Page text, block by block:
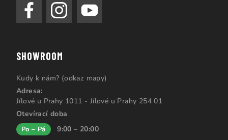
SHOWROOM
Kudy k nám? (odkaz mapy)
Adresa:
Jílové u Prahy 1011 - Jílové u Prahy 254 01
Otevírací doba
Po – Pá 9:00 – 20:00